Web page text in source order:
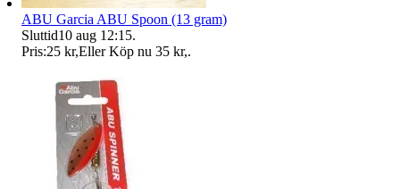
ABU Garcia ABU Spoon (13 gram)
Sluttid10 aug 12:15.
Pris:25 kr,Eller Köp nu 35 kr,.